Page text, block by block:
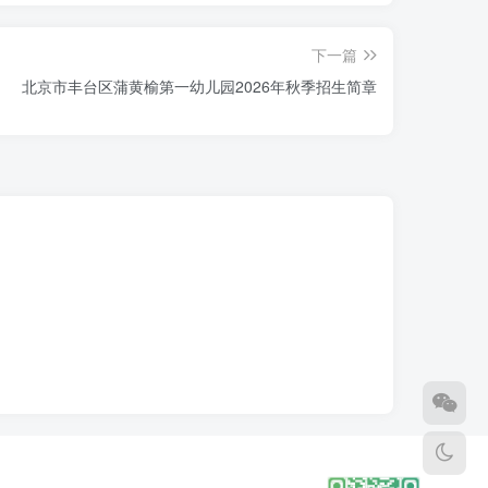
下一篇
北京市丰台区蒲黄榆第一幼儿园2026年秋季招生简章